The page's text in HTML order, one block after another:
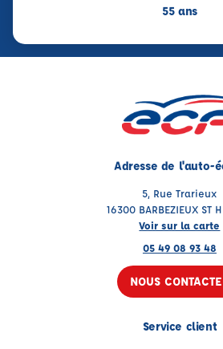
55 ans
Adresse de l'auto-
5, Rue Trarieux
16300 BARBEZIEUX ST
Voir sur la carte
05 49 08 93 48
NOUS
Service client